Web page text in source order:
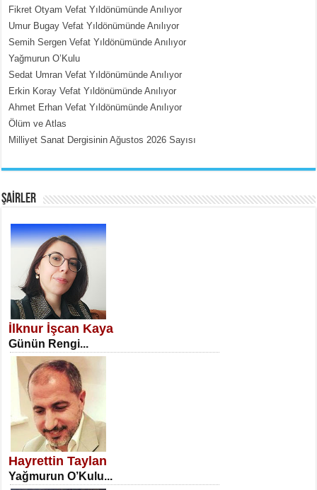
MEHMET ÇOBAN
İçerdeki Put Dışardaki Maskeler...
SATILMIŞ ÜMİT ÇETİNKAYA
Erkenlik...
NECLA DİLEK ARSLAN
Öğretmenler Günü Mahkemesi...
Fikret Otyam Vefat Yıldönümünde Anılıyor
Umur Bugay Vefat Yıldönümünde Anılıyor
Semih Sergen Vefat Yıldönümünde Anılıyor
Yağmurun O’Kulu
Sedat Umran Vefat Yıldönümünde Anılıyor
Erkin Koray Vefat Yıldönümünde Anılıyor
Ahmet Erhan Vefat Yıldönümünde Anılıyor
Ölüm ve Atlas
Milliyet Sanat Dergisinin Ağustos 2026 Sayısı
ŞAİRLER
İlknur İşcan Kaya
Günün Rengi...
Hayrettin Taylan
Yağmurun O’Kulu...